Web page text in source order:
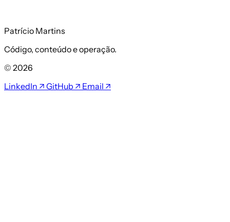
Patrício Martins
Código, conteúdo e operação.
© 2026
LinkedIn ↗ GitHub ↗ Email ↗